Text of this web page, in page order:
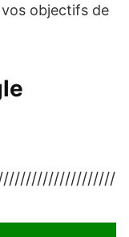
objectifs de